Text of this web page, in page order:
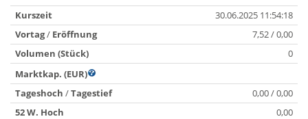
Kurszeit
30.06.2025 11:54:18
Vortag/ Eröffnung
7,52 / 0,00
Volumen (Stück)
0
Marktkap. (EUR)
Tageshoch /Tagestief
0,00 / 0,00
52 W. Hoch
0,00